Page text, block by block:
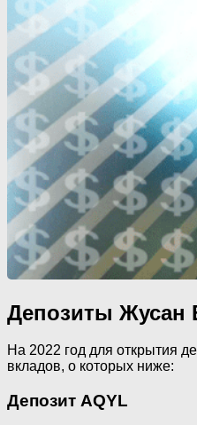
Депозиты Жусан
На 2022 год для открытия
вкладов, о которых ниже:
Депозит AQYL